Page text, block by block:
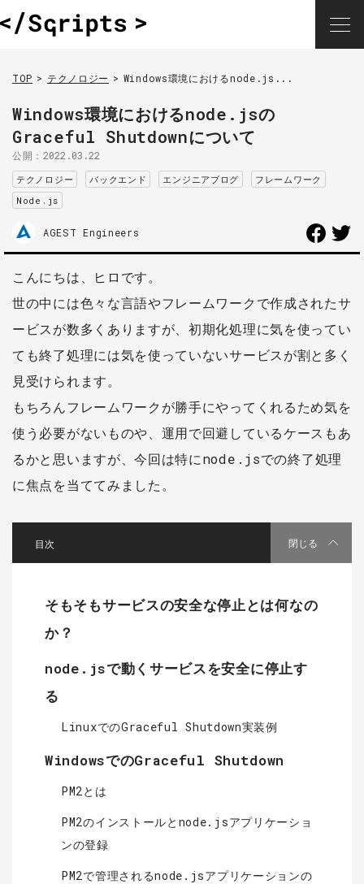
TOP テクノロジー Windows環境におけるnode.js...
Windows環境におけるnode.jsの
Graceful Shutdownについて
公開：2022.03.22
テクノロジー バックエンド エンジニアブログ
フレームワーク
Node.js
AGEST Engineers
こんにちは、ヒロです。
世の中には色々な言語やフレームワークで作成されたサ
ービスが数多くありますが、初期化処理に気を使ってい
ても終了処理には気を使っていないサービスが割と多く
見受けられます。
もちろんフレームワークが勝手にやってくれるため気を
使う必要がないものや、運用で回避しているケースもあ
るかと思いますが、今回は特にnode.jsでの終了処理
に焦点を当ててみました。
閉じる
そもそもサービスの安全な停止とは何なの
か？
node.jsで動くサービスを安全に停止す
る
LinuxでのGraceful Shutdown実装例
WindowsでのGraceful Shutdown
PM2とは
PM2のインストールとnode.jsアプリケーショ
ンの登録
PM2で管理されるnode.jsアプリケーションの